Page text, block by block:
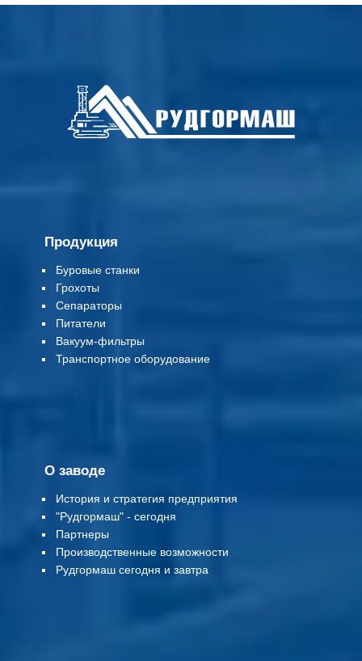
Продукция
Буровые станки
Грохоты
Сепараторы
Питатели
Вакуум-фильтры
Транспортное оборудование
О заводе
История и стратегия предприятия
"Рудгормаш" - сегодня
Партнеры
Производственные возможности
Рудгормаш сегодня и завтра